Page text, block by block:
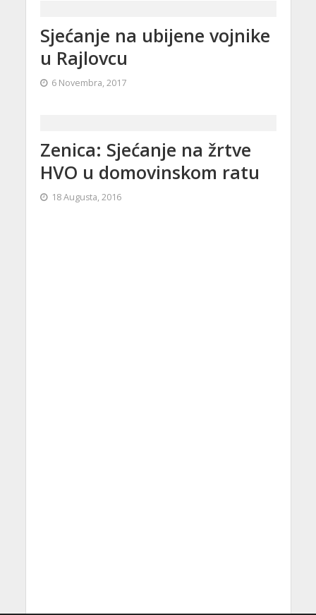
Sjećanje na ubijene vojnike
u Rajlovcu
6 Novembra, 2017
Zenica: Sjećanje na žrtve
HVO u domovinskom ratu
18 Augusta, 2016